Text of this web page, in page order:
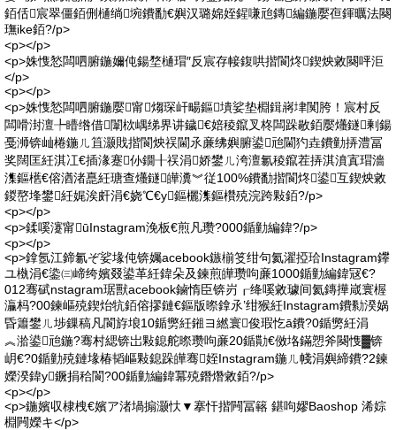
銆佸宸翠僵銆侀樋绱埦鐨勫€嬩汉璐婂姪鍟嗛兘鏄編鍦嬮亱鍕曞法闋
璑ike銆?/p>
<p></p>
<p>姝愯悐闆呬腑鍦嬭伅鍚堥樋瑁″反宸存帹鍑哄揩閬炵鍥炴敹闋呯洰
</p>
<p></p>
<p>姝愯悐闆呬腑鍦嬮甯煼琛屽畼鏂墤娑垫棩鍓嶈垏闃胯！宸村反
闆嗗湗澶╄矒绺借闈栨嵎绨界讲鐬€婄稜鑹叉柊闆跺敭銆嬮爡鐩剰鍚
戞浉锛屾棬鍦ㄦ笡灏戝揩閬炴祦閫氶亷绋嬩腑鍙兘閫犳垚鐨勭挵澧冨
奖闊匡紝淇冮€插湪蹇仦鐗╂祦涓娇鐢ㄦ洿澶氱稜鑹茬挵淇濆寘瑁濇
潗鏂欍€傛湭渚嗭紝瑭查爡鐩皣瀵︾従100%鐨勫揩閬炵鍙互鍥炴敹
鍐嶅埄鐢紝娓涘皯涓€娆℃€у鏂欐潗鏂欑殑浣跨敤銆?/p>
<p></p>
<p>鍒嗘瀽甯ūInstagram浼板€煎凡瓒?000鍎勭編鍏?/p>
<p></p>
<p>鎿氬江鍗氱ぞ娑堟伅锛孎acebook鏃椾笅绀句氦濯掗珨Instagram鑻
ユ槸涓€鍌㈢崹绔嬪叕鍙革紝鍏朵及鍊煎皣瓒呴亷1000鍎勭編鍏冦€?
012骞碔nstagram琚獸acebook鏀惰臣锛岃┎绛嗘敹璩间氦鏄撶嵅寰楃
灜杩?00鍊嶇殑鍥炲牨銆傛摎鏈€鏂版暩鎿氶’绀猴紝Instagram鐨勬湀娲
昏簫鐢ㄦ埗鏁稿凡閬斿埌10鍎勶紝鎺ヨ繎寰俊瑕忔ā鐨?0鍎勶紝涓
︽湁鍙兘鍦?骞村緦锛岀敤鎴舵暩瓒呴亷20鍎勩€傚垎鏋愬斧闋愯▓锛
岄€?0鍎勭殑鏈堟椿韬嶇敤鎴跺皣骞姪Instagram鍦ㄦ帴涓嬩締鐨?2鍊
嬫湀鍏у鐝捐秴閬?00鍎勭編鍏冪殑鐕熸敹銆?/p>
<p></p>
<p>鍦嬪収棣栧€嬪ア渚堝搧灏忕▼搴忓揩闁冨簵 鍖呴嫪Baoshop 浠婃
棩闁嬫キ</p>